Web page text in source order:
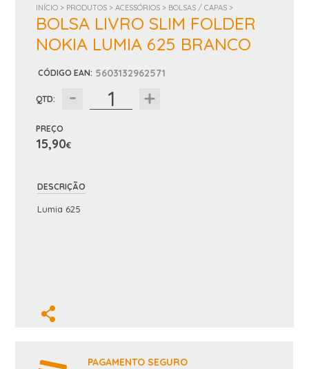
INÍCIO > PRODUTOS >ACESSÓRIOS > BOLSAS / CAPAS >
BOLSA LIVRO SLIM FOLDER
NOKIA LUMIA 625 BRANCO
CÓDIGO EAN: 5603132962571
QTD:
PREÇO
15,90€
DESCRIÇÃO
Lumia 625
PAGAMENTO SEGURO